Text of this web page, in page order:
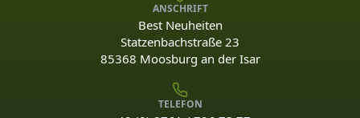
ANSCHRIFT
Best Neuheiten
Statzenbachstraße 23
85368 Moosburg an der Isar
TELEFON